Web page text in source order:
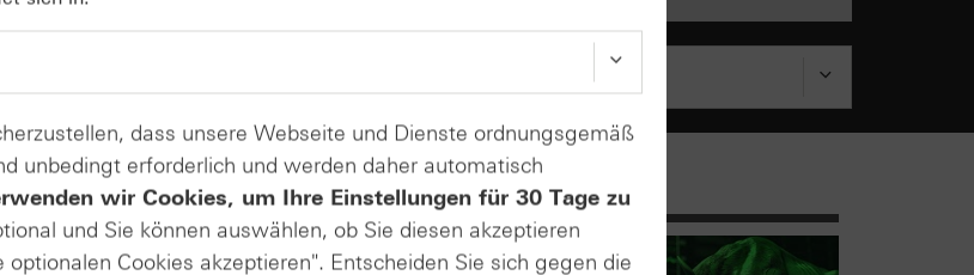
dass unsere Webseite und Dienste ordnungsgemäß
unbedingt erforderlich und werden daher automatisch
wir Cookies, um Ihre Einstellungen für 30 Tage zu
und Sie können auswählen, ob Sie diesen akzeptieren
Cookies akzeptieren". Entscheiden Sie sich gegen die